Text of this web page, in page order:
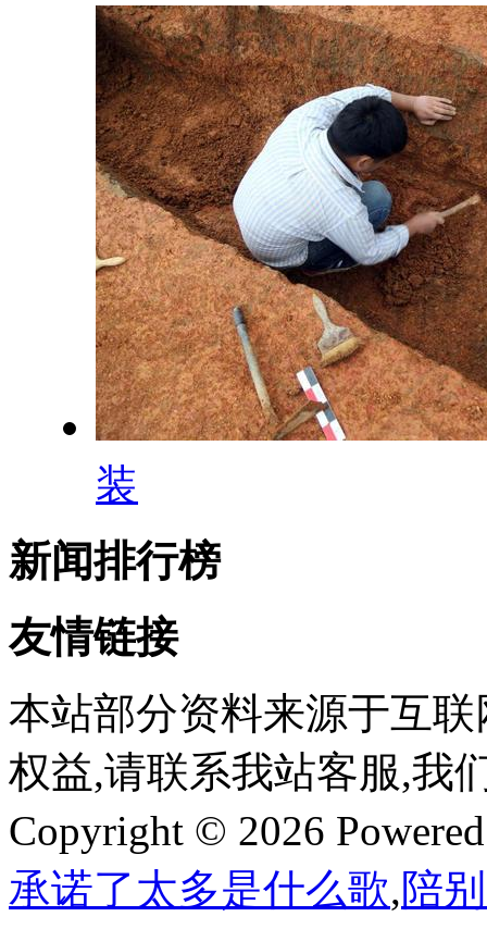
装
新闻排行榜
友情链接
本站部分资料来源于互
权益,请联系我站客服,我
Copyright © 2026
承诺了太多是什么歌,陪